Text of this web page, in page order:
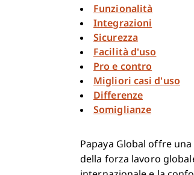
Funzionalità
Integrazioni
Sicurezza
Facilità d'uso
Pro e contro
Migliori casi d'uso
Differenze
Somiglianze
Papaya Global offre
della forza lavoro